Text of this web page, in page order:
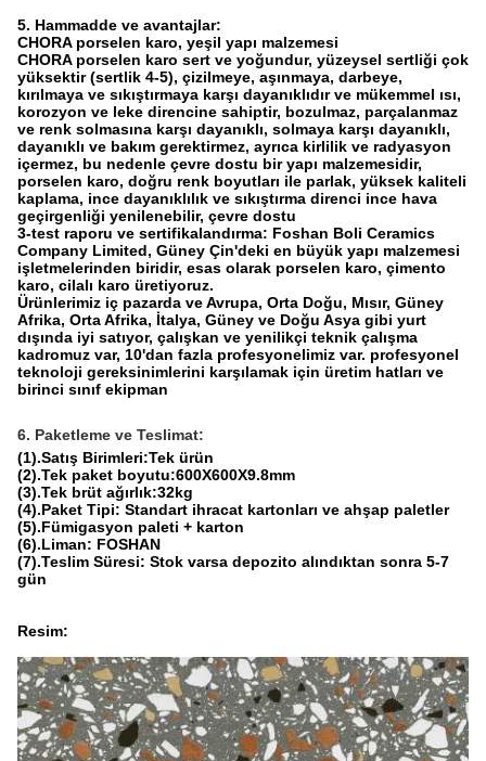
5. Hammadde ve avantajlar:
CHORA porselen karo, yeşil yapı malzemesi
CHORA porselen karo sert ve yoğundur, yüzeysel sertliği çok
yüksektir (sertlik 4-5), çizilmeye, aşınmaya, darbeye,
kırılmaya ve sıkıştırmaya karşı dayanıklıdır ve mükemmel ısı,
korozyon ve leke direncine sahiptir, bozulmaz, parçalanmaz
ve renk solmasına karşı dayanıklı, solmaya karşı dayanıklı,
dayanıklı ve bakım gerektirmez, ayrıca kirlilik ve radyasyon
içermez, bu nedenle çevre dostu bir yapı malzemesidir,
porselen karo, doğru renk boyutları ile parlak, yüksek kaliteli
kaplama, ince dayanıklılık ve sıkıştırma direnci ince hava
geçirgenliği yenilenebilir, çevre dostu
3-test raporu ve sertifikalandırma: Foshan Boli Ceramics
Company Limited, Güney Çin'deki en büyük yapı malzemesi
işletmelerinden biridir, esas olarak porselen karo, çimento
karo, cilalı karo üretiyoruz.
Ürünlerimiz iç pazarda ve Avrupa, Orta Doğu, Mısır, Güney
Afrika, Orta Afrika, İtalya, Güney ve Doğu Asya gibi yurt
dışında iyi satıyor, çalışkan ve yenilikçi teknik çalışma
kadromuz var, 10'dan fazla profesyonelimiz var. profesyonel
teknoloji gereksinimlerini karşılamak için üretim hatları ve
birinci sınıf ekipman
6. Paketleme ve Teslimat:
(1).Satış Birimleri:Tek ürün
(2).Tek paket boyutu:600X600X9.8mm
(3).Tek brüt ağırlık:32kg
(4).Paket Tipi: Standart ihracat kartonları ve ahşap paletler
(5).Fümigasyon paleti + karton
(6).Liman: FOSHAN
(7).Teslim Süresi: Stok varsa depozito alındıktan sonra 5-7
gün
Resim: